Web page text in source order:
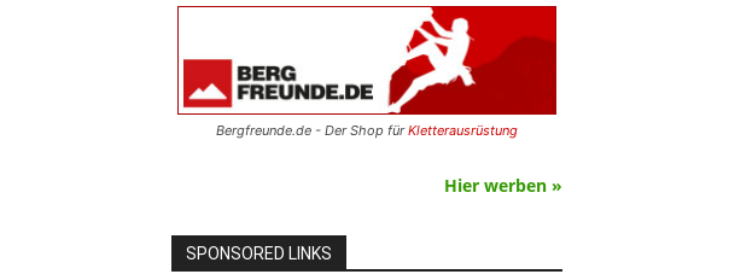
Bergfreunde.de - Der Shop fürKletterausrüstung
Hier werben »
SPONSORED LINKS